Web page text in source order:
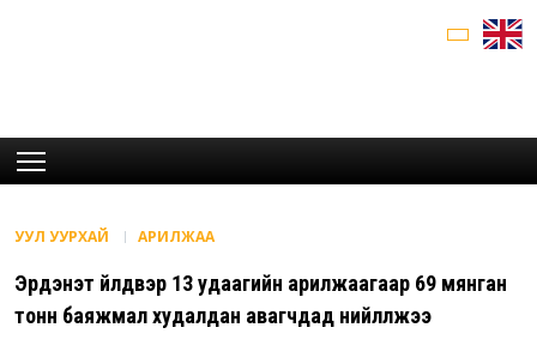
УУЛ УУРХАЙ АРИЛЖАА
Эрдэнэт үйлдвэр 13 удаагийн арилжаагаар 69 мянган
тонн баяжмал худалдан авагчдад нийлүүлжээ